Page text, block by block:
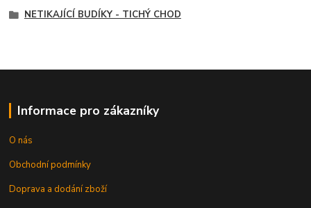
NETIKAJÍCÍ BUDÍKY - TICHÝ CHOD
Informace pro zákazníky
O nás
Obchodní podmínky
Doprava a dodání zboží